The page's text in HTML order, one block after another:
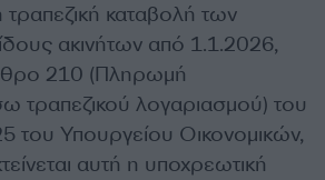
καταβολή των
ακινήτων από 1.1.2026,
210 (Πληρωμή
τραπεζικού λογαριασμού) του
του Υπουργείου Οικονομικών,
αυτή η υποχρεωτική